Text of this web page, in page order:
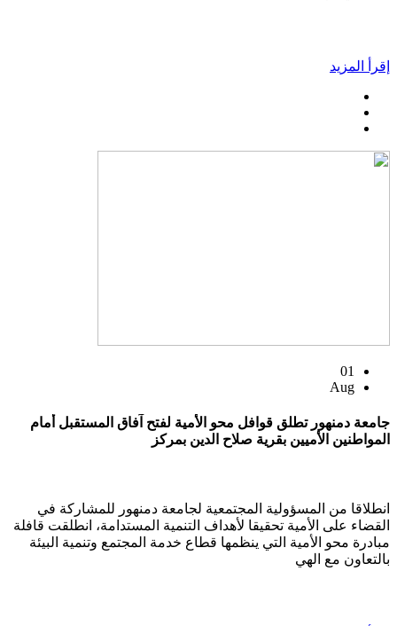
إقرأ المزيد
01
Aug
جامعة دمنهور تطلق قوافل محو الأمية لفتح آفاق المستقبل أمام
المواطنين الأميين بقرية صلاح الدين بمركز
انطلاقا من المسؤولية المجتمعية لجامعة دمنهور للمشاركة في
القضاء على الأمية تحقيقا لأهداف التنمية المستدامة، انطلقت قافلة
مبادرة محو الأمية التي ينظمها قطاع خدمة المجتمع وتنمية البيئة
بالتعاون مع الهي